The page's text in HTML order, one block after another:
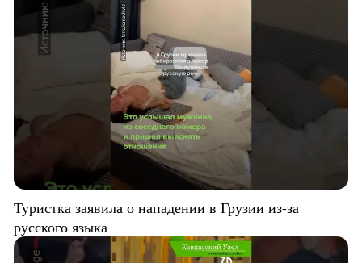
Туристка заявила о нападении в Грузии из-за
русского языка